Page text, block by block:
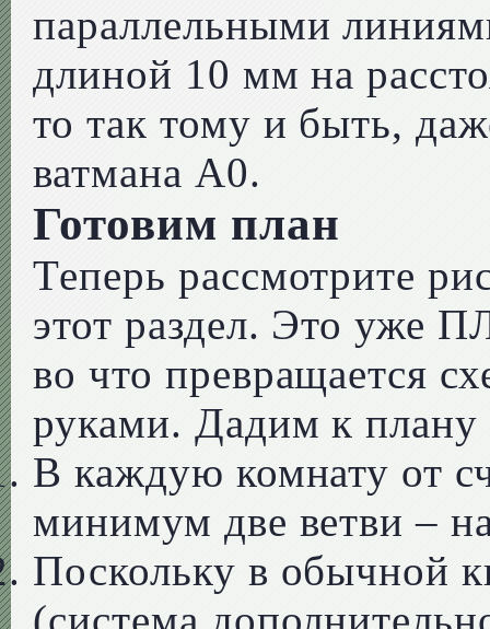
параллельными
длиной 10 мм на
то так тому и быть,
ватмана А0.
Готовим план
Теперь рассмотрите
этот раздел. Это уже
во что превращается
руками. Дадим к плану
В каждую комнату от
минимум две ветви –
Поскольку в обычной